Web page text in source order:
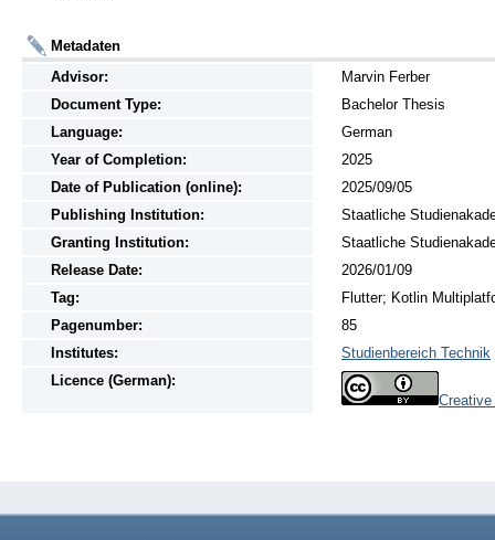
Metadaten
Advisor:
Marvin Ferber
Document Type:
Bachelor Thesis
Language:
German
Year of Completion:
2025
Date of Publication (online):
2025/09/05
Publishing Institution:
Staatliche
Granting Institution:
Staatliche
Release Date:
2026/01/09
Tag:
Flutter; Kotlin
Pagenumber:
85
Institutes:
Studienbereich Technik
Licence (German):